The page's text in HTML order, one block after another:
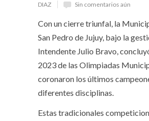
DIAZ
Sin comentarios aún
Con un cierre triunfal, la
San Pedro de Jujuy, bajo la
Intendente Julio Bravo,
2023 de las Olimpiadas
coronaron los últimos
diferentes disciplinas.
Estas tradicionales